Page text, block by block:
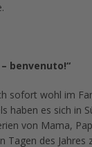
benvenuto!“
sofort wohl im
haben es sich in
von Mama,
Tagen des Jahres